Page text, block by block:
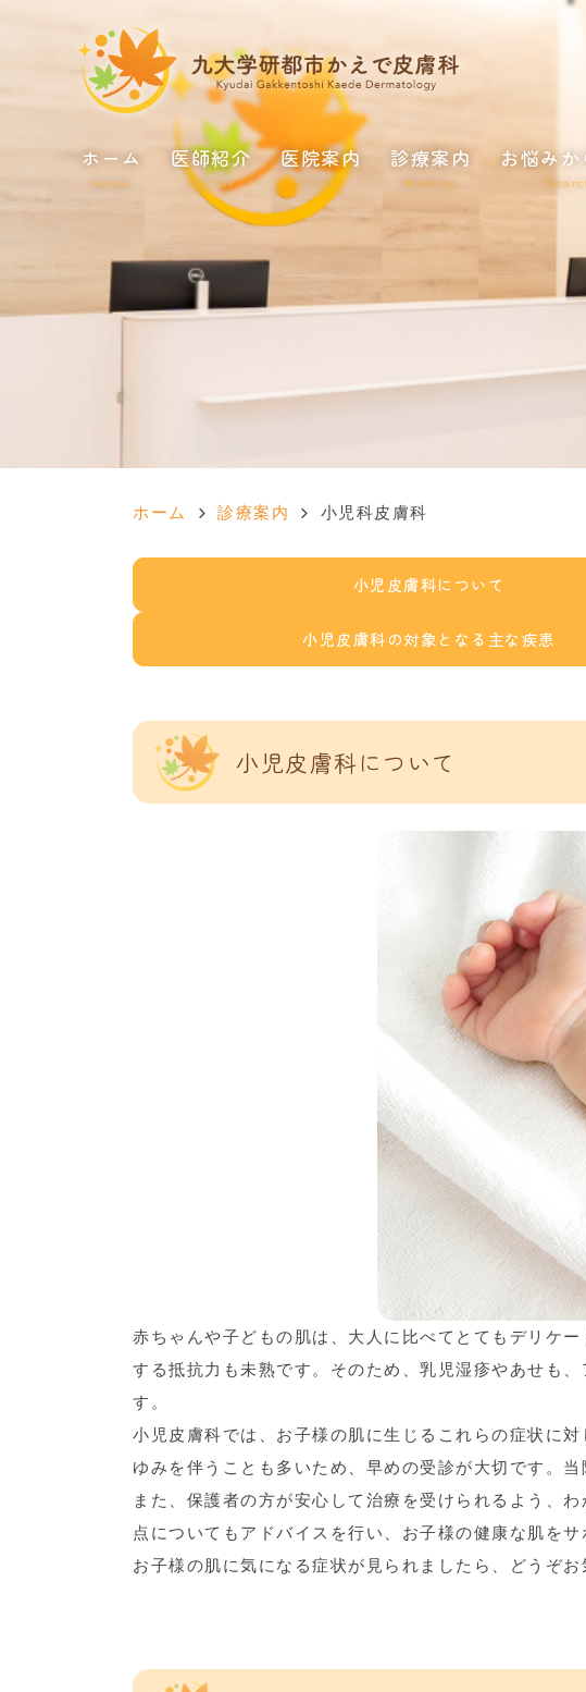
ホーム
Home
医師紹介
Doctor
医院案内
Clinic
診療案内
Medical
お悩みか
ホーム 診療案内 小児科皮膚科
小児皮膚科について
小児皮膚科の対象となる主な疾患
小児皮膚科について
赤ちゃんや子どもの肌は、大人に比べてとてもデリケ
する抵抗力も未熟です。そのため、乳児湿疹やあせも
す。
小児皮膚科では、お子様の肌に生じるこれらの症状に
ゆみを伴うことも多いため、早めの受診が大切です。
また、保護者の方が安心して治療を受けられるよう、
点についてもアドバイスを行い、お子様の健康な肌をサ
お子様の肌に気になる症状が見られましたら、どうぞお